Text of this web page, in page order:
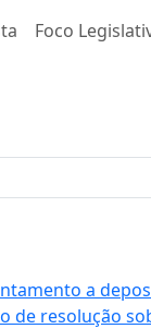
Foco
a
de resolução